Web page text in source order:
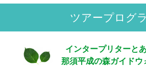
ツアープログ
インタープリターと
那須平成の森ガイドウ